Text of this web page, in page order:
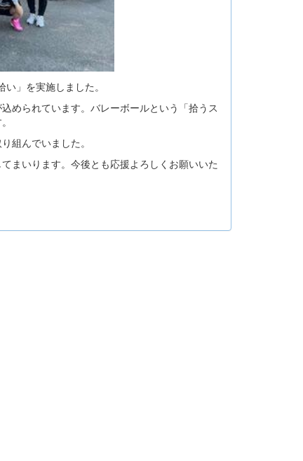
」を実施しました。
められています。バレーボールという「拾うス
組んでいました。
まいります。今後とも応援よろしくお願いいた